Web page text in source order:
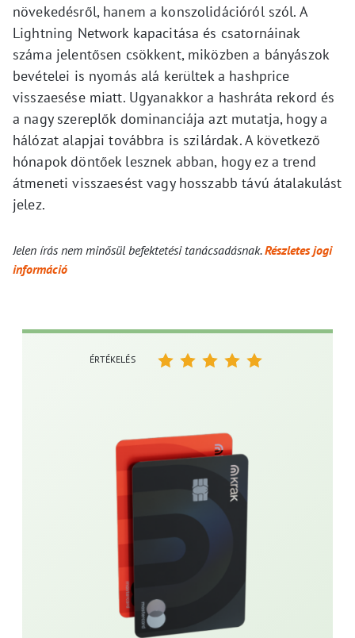
növekedésről, hanem a konszolidációról szól. A
Lightning Network kapacitása és csatornáinak
száma jelentősen csökkent, miközben a bányászok
bevételei is nyomás alá kerültek a hashprice
visszaesése miatt. Ugyanakkor a hashráta rekord és
a nagy szereplők dominanciája azt mutatja, hogy a
hálózat alapjai továbbra is szilárdak. A következő
hónapok döntőek lesznek abban, hogy ez a trend
átmeneti visszaesést vagy hosszabb távú átalakulást
jelez.
Jelen írás nem minősül befektetési tanácsadásnak.Részletes jogi
információ
ÉRTÉKELÉS